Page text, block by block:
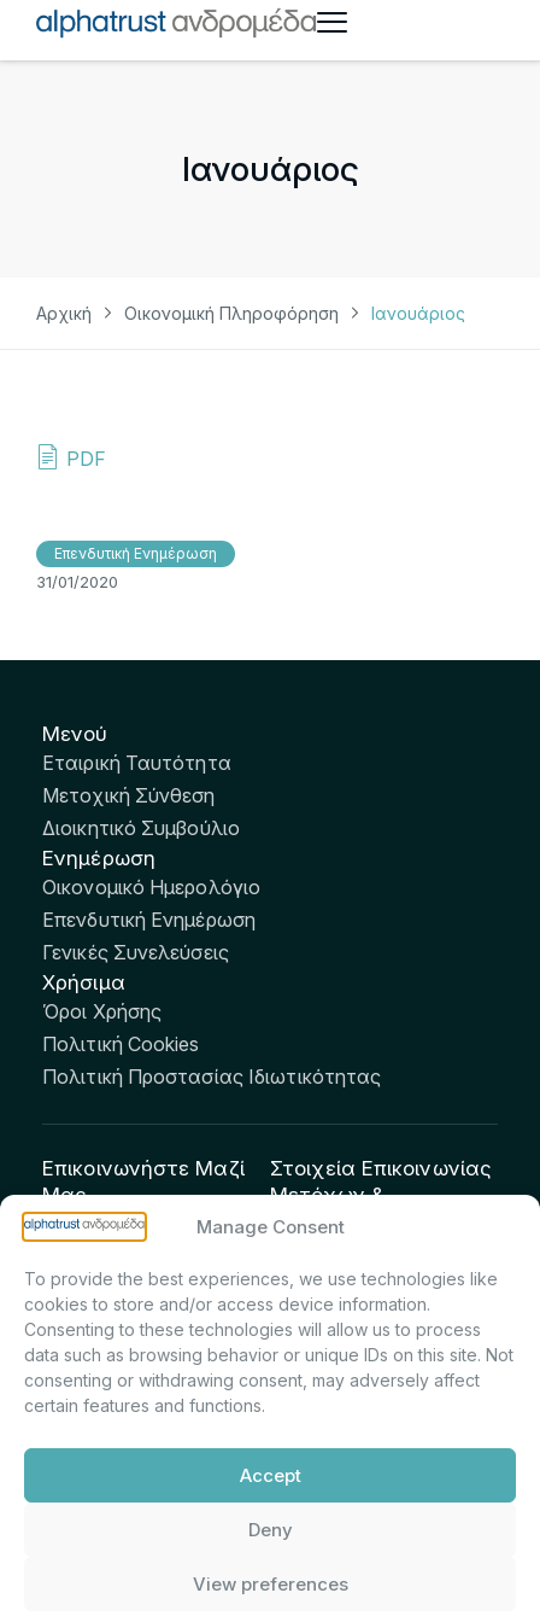
Manage Consent
To provide the best experiences, we use technologies like
cookies to store and/or access device information.
Consenting to these technologies will allow us to process
data such as browsing behavior or unique IDs on this site. Not
consenting or withdrawing consent, may adversely affect
certain features and functions.
Accept
Deny
View preferences
Ιανουάριος
Αρχική Οικονομική Πληροφόρηση Ιανουάριος
PDF
Επενδυτική Ενημέρωση
31/01/2020
Μενού
Εταιρική Ταυτότητα
Μετοχική Σύνθεση
Διοικητικό Συμβούλιο
Ενημέρωση
Οικονομικό Ημερολόγιο
Επενδυτική Ενημέρωση
Γενικές Συνελεύσεις
Χρήσιμα
Όροι Χρήσης
Πολιτική Cookies
Πολιτική Προστασίας Ιδιωτικότητας
Επικοινωνήστε Μαζί
Μας
info@andromeda.eu
Οδός Αριστείδου 1,
Κηφισιά Τ.Κ. 14561
Στοιχεία Επικοινωνίας
Μετόχων &
Επενδυτών:
Πρίντσιου – Corporate
Secretary & Investor
Relations – Τμήμα
Μετοχολογίου –
Ανακοινώσεων
m.printsiou@andromeda.eu